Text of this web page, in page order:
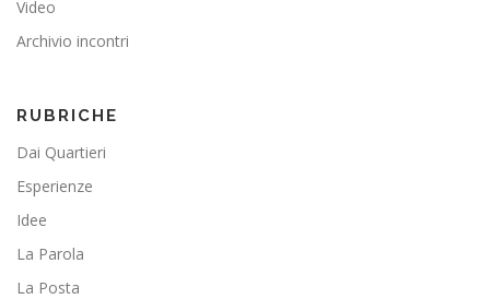
Video
Archivio incontri
RUBRICHE
Dai Quartieri
Esperienze
Idee
La Parola
La Posta